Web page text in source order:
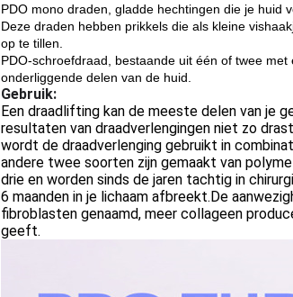
PDO mono draden, gladde hechtingen die je huid
Deze draden hebben prikkels die als kleine
op te tillen.
PDO-schroefdraad, bestaande uit één of twee
onderliggende delen van de huid.
Gebruik:
Een draadlifting kan de meeste delen van je
resultaten van draadverlengingen niet zo
wordt de draadverlenging gebruikt in
andere twee soorten zijn gemaakt van
drie en worden sinds de jaren tachtig in
6 maanden in je lichaam afbreekt.De
fibroblasten genaamd, meer collageen
geeft.